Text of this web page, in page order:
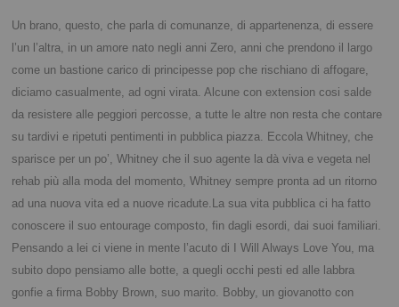
Un brano, questo, che parla di comunanze, di appartenenza, di essere
l’un l’altra, in un amore nato negli anni Zero, anni che prendono il largo
come un bastione carico di principesse pop che rischiano di affogare,
diciamo casualmente, ad ogni virata.Alcune con extension cosi salde
da resistere alle peggiori percosse, a tutte le altre non resta che contare
su tardivi e ripetuti pentimenti in pubblica piazza.
Eccola Whitney, che
sparisce per un po’, Whitney che il suo agente la dà viva e vegeta nel
rehab più alla moda del momento, Whitney sempre pronta ad un ritorno
ad una nuova vita ed a nuove ricadute.La sua vita pubblica ci ha fatto
conoscere il suo entourage composto, fin dagli esordi, dai suoi familiari.
Pensando a lei ci viene in mente l’acuto di I Will Always Love You, ma
subito dopo pensiamo alle botte, a quegli occhi pesti ed alle labbra
gonfie a firma Bobby Brown, suo marito. Bobby, un giovanotto con